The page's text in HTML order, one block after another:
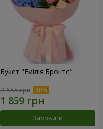
Букет "Емілія Бронте"
2 656 грн
Замовити